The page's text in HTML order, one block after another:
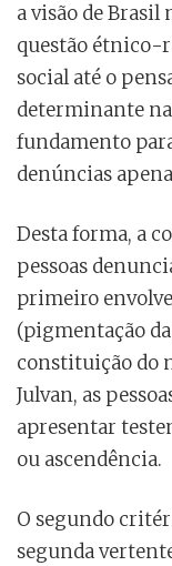
a visão de Brasil
questão étnico-
social até o
determinante
fundamento
denúncias
Desta forma, a
pessoas
primeiro
(pigmentação
constituição do
Julvan, as
apresentar
ou ascendência.
O segundo
segunda